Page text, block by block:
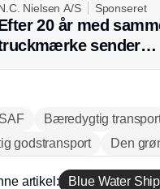
Nielsen A/S Sponseret
20 år med
sender
stafetten
Bæredygtig
godstransport
Den
artikel: Blue Water